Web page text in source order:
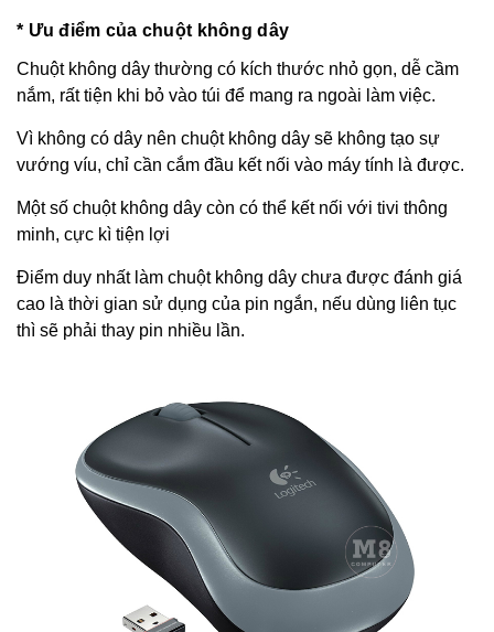
* Ưu điểm của chuột không dây
Chuột không dây thường có kích thước nhỏ gọn, dễ cầm
nắm, rất tiện khi bỏ vào túi để mang ra ngoài làm việc.
Vì không có dây nên chuột không dây sẽ không tạo sự
vướng víu, chỉ cần cắm đầu kết nối vào máy tính là được.
Một số chuột không dây còn có thể kết nối với tivi thông
minh, cực kì tiện lợi
Điểm duy nhất làm chuột không dây chưa được đánh giá
cao là thời gian sử dụng của pin ngắn, nếu dùng liên tục
thì sẽ phải thay pin nhiều lần.